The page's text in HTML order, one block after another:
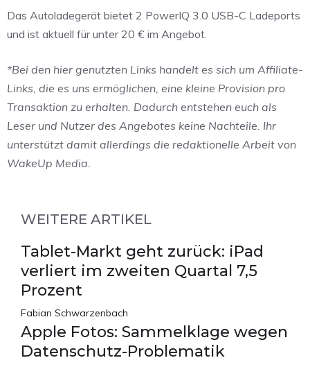
Das Autoladegerät bietet 2 PowerIQ 3.0 USB-C Ladeports
und ist aktuell für unter 20 € im Angebot.
*Bei den hier genutzten Links handelt es sich um Affiliate-
Links, die es uns ermöglichen, eine kleine Provision pro
Transaktion zu erhalten. Dadurch entstehen euch als
Leser und Nutzer des Angebotes keine Nachteile. Ihr
unterstützt damit allerdings die redaktionelle Arbeit von
WakeUp Media.
WEITERE ARTIKEL
Tablet-Markt geht zurück: iPad
verliert im zweiten Quartal 7,5
Prozent
Fabian Schwarzenbach
Apple Fotos: Sammelklage wegen
Datenschutz-Problematik